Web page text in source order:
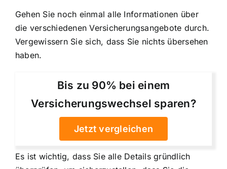
Gehen Sie noch einmal alle Informationen über
die verschiedenen Versicherungsangebote durch.
Vergewissern Sie sich, dass Sie nichts übersehen
haben.
Bis zu 90% bei einem
Versicherungswechsel sparen?
Jetzt vergleichen
Es ist wichtig, dass Sie alle Details gründlich